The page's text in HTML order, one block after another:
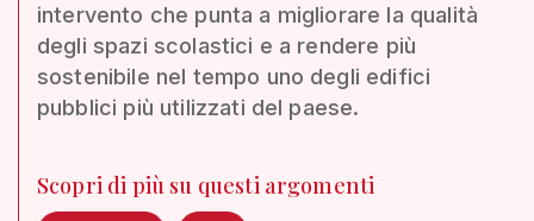
intervento che punta a migliorare la qualità
degli spazi scolastici e a rendere più
sostenibile nel tempo uno degli edifici
pubblici più utilizzati del paese.
Scopri di più su questi argomenti